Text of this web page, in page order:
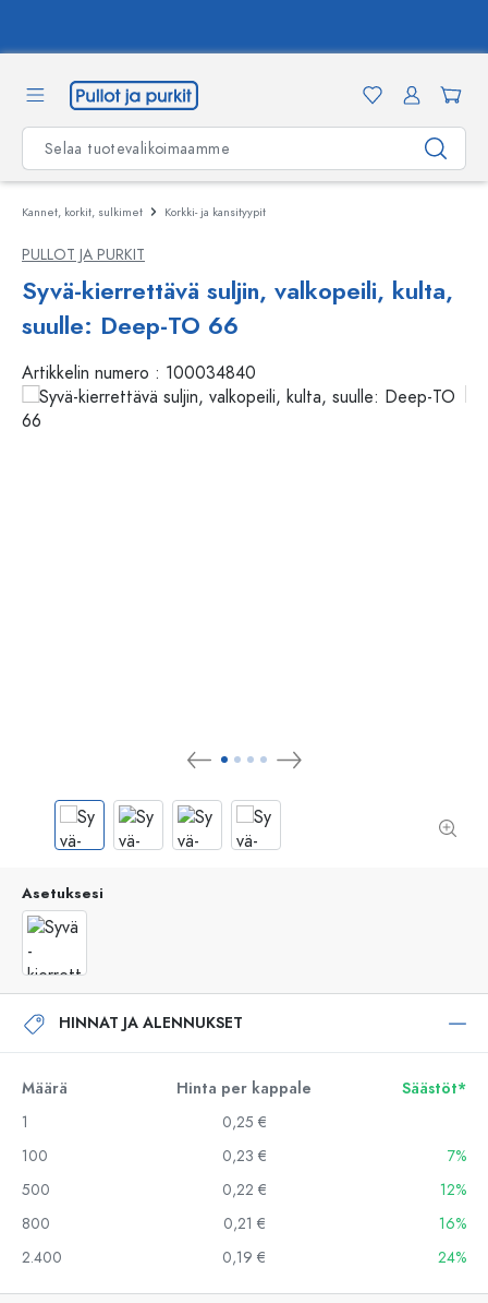
Kannet, korkit, sulkimet Korkki- ja kansityypit
PULLOT JA PURKIT
Syvä-kierrettävä suljin, valkopeili, kulta,
suulle: Deep-TO 66
Artikkelin numero : 100034840
Asetuksesi
HINNAT JA ALENNUKSET
Määrä Hinta per kappale
Säästöt*
1
0,25 €
100
0,23 €
7%
500
0,22 €
12%
800
0,21 €
16%
2.400
0,19 € 24%